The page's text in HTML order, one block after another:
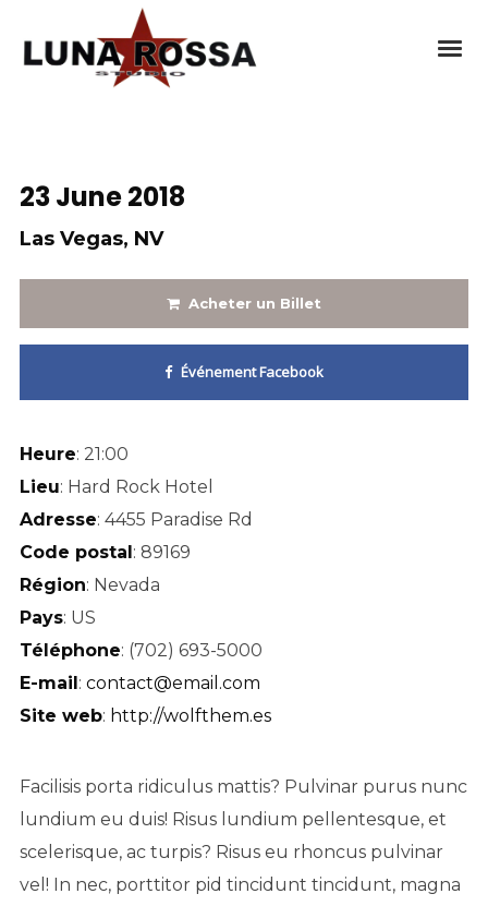
23 June 2018
Las Vegas, NV
Acheter un Billet
Événement Facebook
Heure: 21:00
Lieu: Hard Rock Hotel
Adresse: 4455 Paradise Rd
Code postal: 89169
Région: Nevada
Pays: US
Téléphone: (702) 693-5000
E-mail: contact@email.com
Site web: http://wolfthem.es
Facilisis porta ridiculus mattis? Pulvinar purus nunc
lundium eu duis! Risus lundium pellentesque, et
scelerisque, ac turpis? Risus eu rhoncus pulvinar
vel! In nec, porttitor pid tincidunt tincidunt, magna